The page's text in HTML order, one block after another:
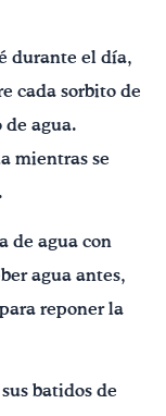
durante el día,
cada sorbito de
de agua.
mientras se
de agua con
agua antes,
reponer la
batidos de